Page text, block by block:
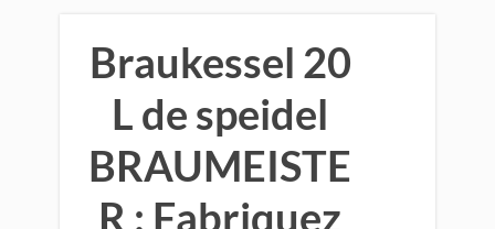
Braukessel 20
L de speidel
BRAUMEISTE
R : Fabriquez